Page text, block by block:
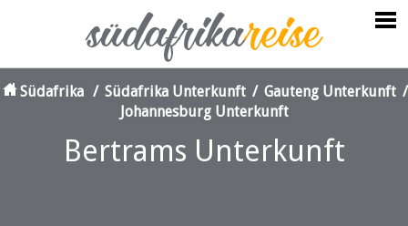
Bertrams Unterkunft
Südafrika / Südafrika Unterkunft / Gauteng Unterkunft /
Johannesburg Unterkunft